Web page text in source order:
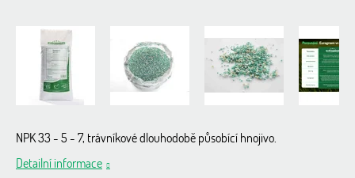
NPK 33 - 5 - 7, trávníkové dlouhodobě působící hnojivo.
Detailní informace